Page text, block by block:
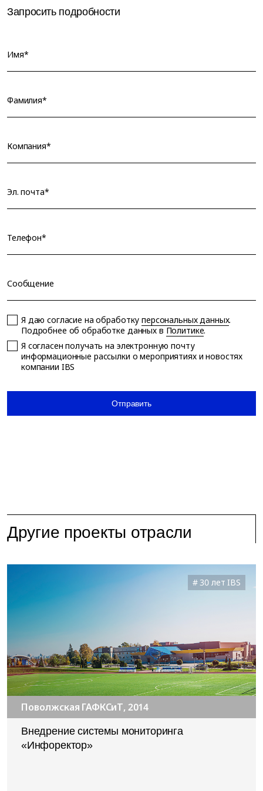
Запросить подробности
Имя*
Фамилия*
Компания*
Эл. почта*
Телефон*
Сообщение
Я даю согласие на обработкуперсональных данных.
Подробнее об обработке данных в Политике.
Я согласен получать на электронную почту
информационные рассылки о мероприятиях и новостях
компании IBS
Отправить
Другие проекты отрасли
Поволжская ГАФКСиТ, 2014
Внедрение системы мониторинга
«Инфоректор»
30 лет IBS